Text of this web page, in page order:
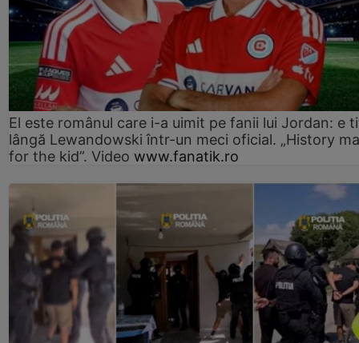
El este românul care i-a uimit pe fanii lui Jordan: e
lângă Lewandowski într-un meci oficial. „History
for the kid”. Video www.fanatik.ro